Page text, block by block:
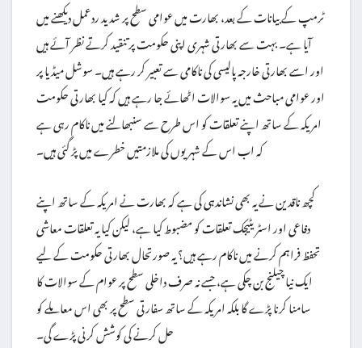
ٹرمپ کے بیانات کے بعد، بھارت میں عوامی سطح پر شدید ردعمل دیکھنے میں
آیا ہے۔ بہت سے بھارتی شہری اپنی حکومت پر تنقید کرتے نظر آئے ہیں
اور اسے بھارتی خارجہ پالیسی کی ناکامی سے تعبیر کر رہے ہیں۔ سوشل میڈیا پر
اور عوامی مباحث میں یہ سوالات اٹھائے جا رہے ہیں کہ کیا بھارتی حکومت
امریکہ کے ساتھ اپنے تعلقات کو اس طرح سے سنبھالنے میں ناکام رہی ہے
کہ اب اس کے شہریوں کی ملازمتیں خطرے میں پڑ گئی ہیں۔
کچھ ناقدین نے یہ بھی نشاندہی کی ہے کہ بھارت نے امریکہ کے ساتھ اپنے
دفاعی اور اسٹریٹیجک تعلقات کو مضبوط کیا ہے، لیکن کیا یہ تعلقات معاشی
تحفظ فراہم کرنے میں ناکام رہے ہیں؟ یہ صورتحال بھارتی حکومت کے لیے
ایک نیا چیلنج بن چکی ہے، جسے نہ صرف داخلی سطح پر عوام کے سوالات کا
سامنا کرنا پڑے گا بلکہ امریکہ کے ساتھ سفارتی سطح پر بھی اس معاملے کو
حل کرنے کی کوشش کرنی پڑے گی۔